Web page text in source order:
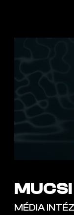
MÉDIA